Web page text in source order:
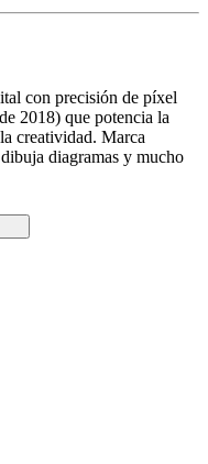
con precisión de píxel
2018) que potencia la
creatividad. Marca
diagramas y mucho